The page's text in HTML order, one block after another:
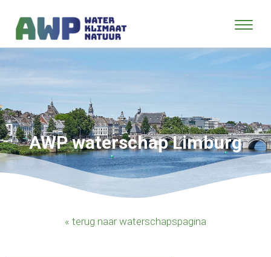
AWP waterschap Limburg
« terug naar waterschapspagina